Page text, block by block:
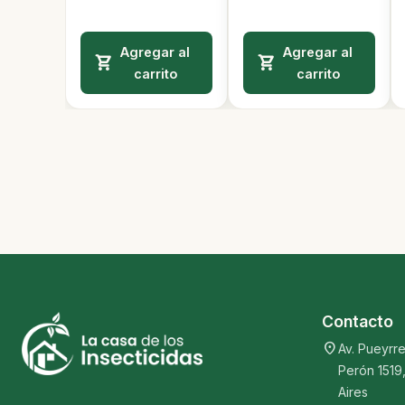
Agregar al
carrito
Agregar al
carrito
Contacto
location_onAv.
Perón
Aires